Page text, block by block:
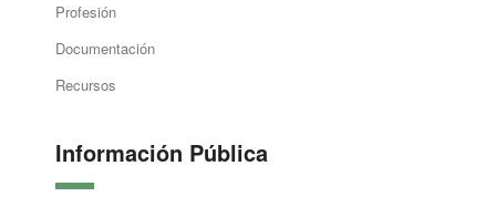
Profesión
Documentación
Recursos
Información Pública